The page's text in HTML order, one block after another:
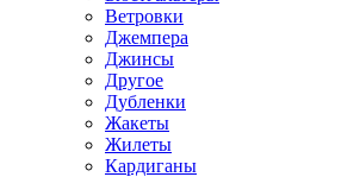
Ветровки
Джемпера
Джинсы
Другое
Дубленки
Жакеты
Жилеты
Кардиганы